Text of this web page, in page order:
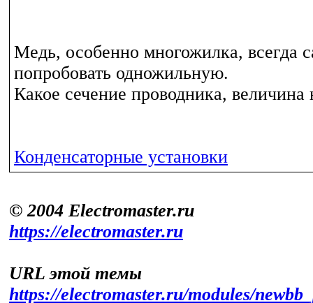
Медь, особенно многожилка, всегда
попробовать одножильную.
Какое сечение проводника, величина
Конденсаторные установки
© 2004 Electromaster.ru
https://electromaster.ru
URL этой темы
https://electromaster.ru/modules/